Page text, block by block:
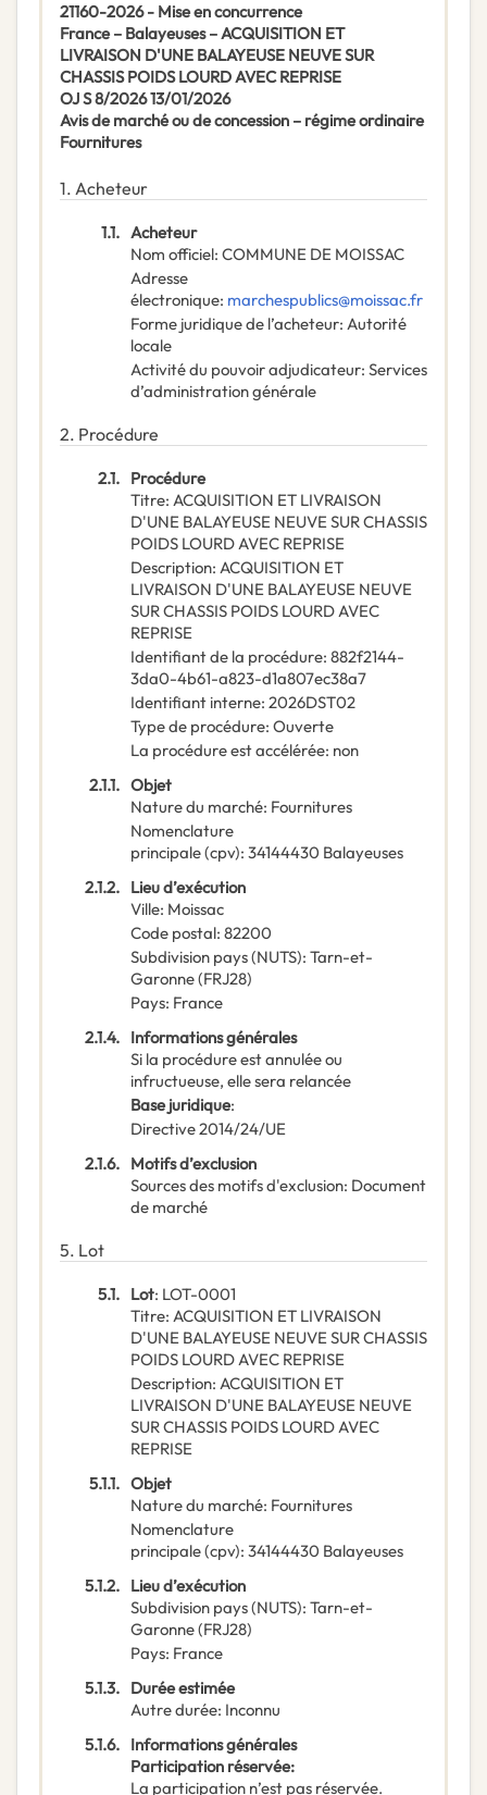
21160-2026 - Mise en concurrence
France – Balayeuses – ACQUISITION ET
LIVRAISON D'UNE BALAYEUSE NEUVE SUR
CHASSIS POIDS LOURD AVEC REPRISE
OJ S 8/2026 13/01/2026
Avis de marché ou de concession – régime ordinaire
Fournitures
1. Acheteur
1.1. Acheteur
Nom officiel: COMMUNE DE MOISSAC
Adresse
électronique: marchespublics@moissac.fr
Forme juridique de l’acheteur: Autorité
locale
Activité du pouvoir adjudicateur: Services
d’administration générale
2. Procédure
2.1. Procédure
Titre: ACQUISITION ET LIVRAISON
D'UNE BALAYEUSE NEUVE SUR CHASSIS
POIDS LOURD AVEC REPRISE
Description: ACQUISITION ET
LIVRAISON D'UNE BALAYEUSE NEUVE
SUR CHASSIS POIDS LOURD AVEC
REPRISE
Identifiant de la procédure: 882f2144-
3da0-4b61-a823-d1a807ec38a7
Identifiant interne: 2026DST02
Type de procédure: Ouverte
La procédure est accélérée: non
2.1.1. Objet
Nature du marché: Fournitures
Nomenclature
principale(cpv): 34144430 Balayeuses
2.1.2. Lieu d’exécution
Ville: Moissac
Code postal: 82200
Subdivision pays (NUTS): Tarn-et-
Garonne(FRJ28)
Pays: France
2.1.4. Informations générales
Si la procédure est annulée ou
infructueuse, elle sera relancée
Base juridique:
Directive 2014/24/UE
2.1.6. Motifs d’exclusion
Sources des motifs d'exclusion: Document
de marché
5. Lot
5.1. Lot: LOT-0001
Titre: ACQUISITION ET LIVRAISON
D'UNE BALAYEUSE NEUVE SUR CHASSIS
POIDS LOURD AVEC REPRISE
Description: ACQUISITION ET
LIVRAISON D'UNE BALAYEUSE NEUVE
SUR CHASSIS POIDS LOURD AVEC
REPRISE
5.1.1. Objet
Nature du marché: Fournitures
Nomenclature
principale(cpv): 34144430 Balayeuses
5.1.2. Lieu d’exécution
Subdivision pays (NUTS): Tarn-et-
Garonne(FRJ28)
Pays: France
5.1.3. Durée estimée
Autre durée: Inconnu
5.1.6. Informations générales
Participation réservée:
La participation n’est pas réservée.